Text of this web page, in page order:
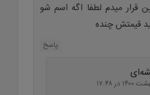
میدم لطفا اگه اسم شو
قیمتش چنده
پاسخ